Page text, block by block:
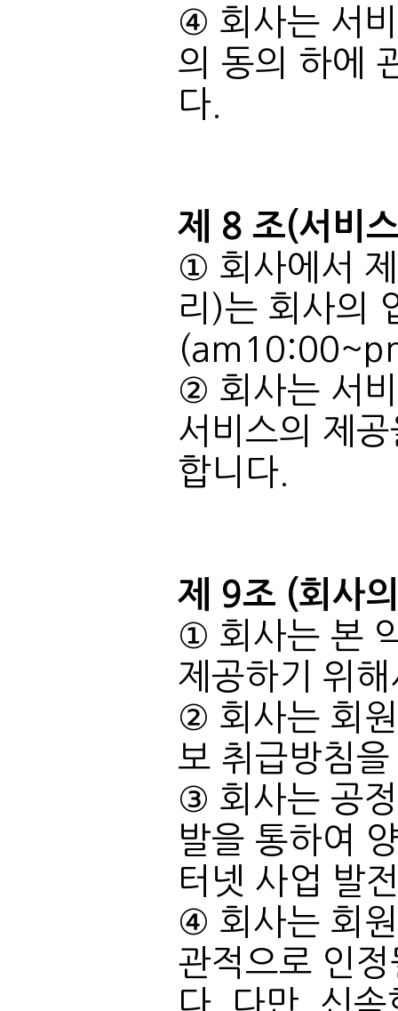
다.
제 8 조(서비
합니다.
제 9조 (회사
제공하기 위
보 취급방침
터넷 사업 발